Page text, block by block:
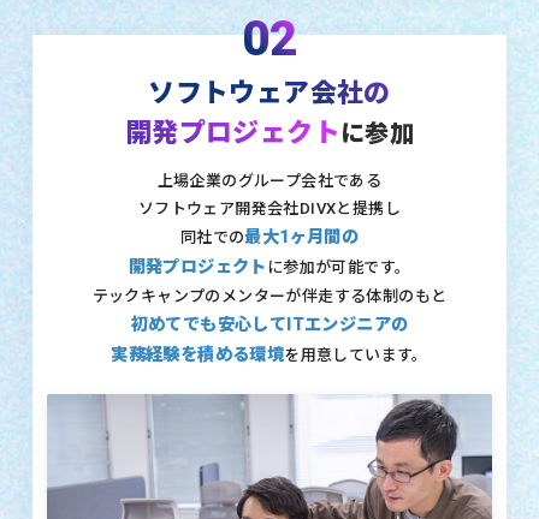
02
ソフトウェア会社の
開発プロジェクト に参加
上場企業のグループ会社である
ソフトウェア開発会社DIVXと提携し
同社での最大1ヶ月間の
開発プロジェクト に参加が可能です。
テックキャンプのメンターが伴走する体制のもと
初めてでも安心してITエンジニアの
実務経験を積める環境を用意しています。